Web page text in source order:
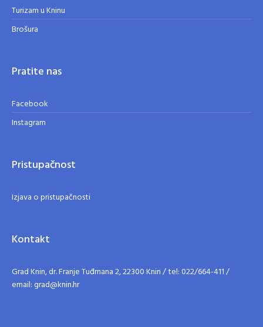
Turizam u Kninu
Brošura
Pratite nas
Facebook
Instagram
Pristupačnost
Izjava o pristupačnosti
Kontakt
Grad Knin, dr. Franje Tuđmana 2, 22300 Knin / tel: 022/664-411 /
email: grad@knin.hr